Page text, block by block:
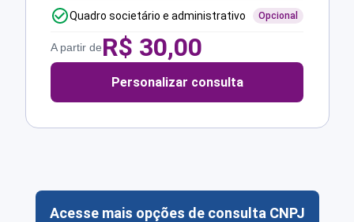
Quadro societário e administrativo Opcional
A partir deR$ 30,00
Personalizar consulta
Acesse mais opções de consulta CNPJ